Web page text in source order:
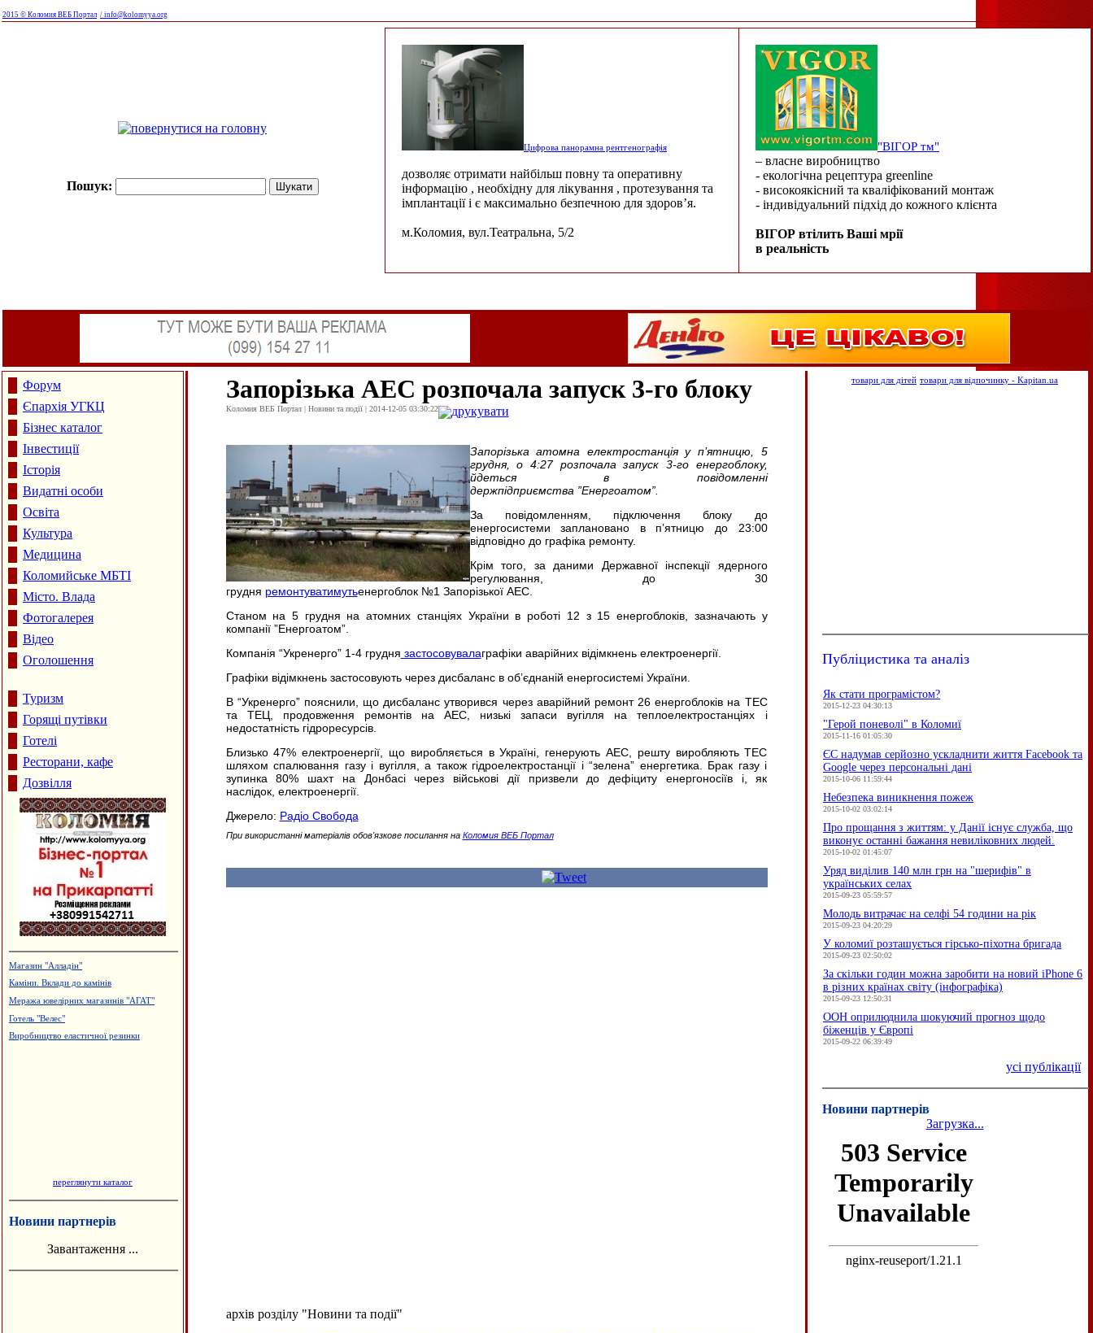
2015 © Коломия ВЕБ Портал / info@kolomyya.org
Пошук:
Цифрова панорамна рентгенографія
дозволяє отримати найбільш повну та оперативну
інформацію , необхідну для лікування , протезування та
імплантації і є максимально безпечною для здоров’я.
м.Коломия, вул.Театральна, 5/2
"ВІГОР тм"
– власне виробництво
- екологічна рецептура greenline
- високоякісний та кваліфікований монтаж
- індивідуальний підхід до кожного клієнта
ВІГОР втілить Ваші мрії
в реальність
Форум
Єпархія УГКЦ
Бізнес каталог
Інвестиції
Історія
Видатні особи
Освіта
Культура
Медицина
Коломийське МБТІ
Місто. Влада
Фотогалерея
Відео
Оголошення
Туризм
Горящі путівки
Готелі
Ресторани, кафе
Дозвілля
Магазин "Алладін"
Каміни. Вклади до камінів
Меража ювелірних магазинів "АГАТ"
Готель "Велес"
Виробництво еластичної резинки
переглянути каталог
Новини партнерів
Завантаження ...
Запорізька АЕС розпочала запуск 3-го блоку
Коломия ВЕБ Портал | Новини та події | 2014-12-05 03:30:22 друкувати
Запорізька атомна електростанція у п’ятницю, 5
грудня, о 4:27 розпочала запуск 3-го енергоблоку,
йдеться в повідомленні
держпідприємства ”Енергоатом”.
За повідомленням, підключення блоку до
енергосистеми заплановано в п’ятницю до 23:00
відповідно до графіка ремонту.
Крім того, за даними Державної інспекції ядерного
регулювання, до 30
грудня ремонтуватимутьенергоблок №1 Запорізької АЕС.
Станом на 5 грудня на атомних станціях України в роботі 12 з 15 енергоблоків, зазначають у
компанії ”Енергоатом”.
Компанія “Укренерго” 1-4 грудня застосовувалаграфіки аварійних відімкнень електроенергії.
Графіки відімкнень застосовують через дисбаланс в об’єднаній енергосистемі України.
В “Укренерго” пояснили, що дисбаланс утворився через аварійний ремонт 26 енергоблоків на ТЕС
та ТЕЦ, продовження ремонтів на АЕС, низькі запаси вугілля на теплоелектростанціях і
недостатність гідроресурсів.
Близько 47% електроенергії, що виробляється в Україні, генерують АЕС, решту виробляють ТЕС
шляхом спалювання газу і вугілля, а також гідроелектростанції і “зелена” енергетика. Брак газу і
зупинка 80% шахт на Донбасі через військові дії призвели до дефіциту енергоносіїв і, як
наслідок, електроенергії.
Джерело: Радіо Свобода
При використанні матеріалів обов'язкове посилання на Коломия ВЕБ Портал
архів розділу "Новини та події"
товари для дітей товари для відпочинку - Kapitan.ua
Публіцистика та аналіз
Як стати програмістом?
2015-12-23 04:30:13
"Герой поневолі" в Коломиї
2015-11-16 01:05:30
ЄC надумав серйозно ускладнити життя Facebook та
Google через персональні дані
2015-10-06 11:59:44
Небезпека виникнення пожеж
2015-10-02 03:02:14
Про прощання з життям: у Данії існує служба, що
виконує останні бажання невиліковних людей.
2015-10-02 01:45:07
Уряд виділив 140 млн грн на "шерифів" в
українських селах
2015-09-23 05:59:57
Молодь витрачає на селфі 54 години на рік
2015-09-23 04:20:29
У коломиї розташується гірсько-піхотна бригада
2015-09-23 02:50:02
За скільки годин можна заробити на новий iPhone 6
в різних країнах світу (інфографіка)
2015-09-23 12:50:31
ООН оприлюднила шокуючий прогноз щодо
біженців у Європі
2015-09-22 06:39:49
усі публікації
Новини партнерів
Загрузка...